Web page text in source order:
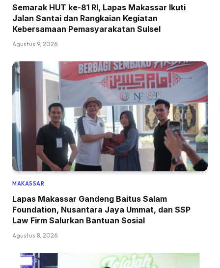
Semarak HUT ke-81 RI, Lapas Makassar Ikuti
Jalan Santai dan Rangkaian Kegiatan
Kebersamaan Pemasyarakatan Sulsel
Agustus 9, 2026
MAKASSAR
Lapas Makassar Gandeng Baitus Salam
Foundation, Nusantara Jaya Ummat, dan SSP
Law Firm Salurkan Bantuan Sosial
Agustus 8, 2026